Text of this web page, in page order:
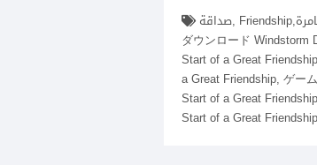
ダウンロード
Start of a Great
a Great Friendship, ゲー
Start of a Great
Start of a Great Friendship